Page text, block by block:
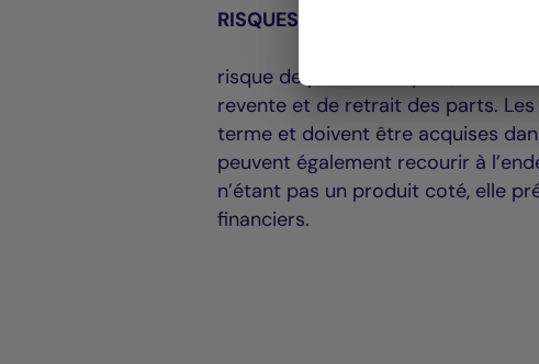
RISQUES ASSOCIES SCPI
risque de perte en capital, & de
revente et de retrait des parts.
terme et doivent être acquises
peuvent également recourir à
n’étant pas un produit coté, elle
financiers.